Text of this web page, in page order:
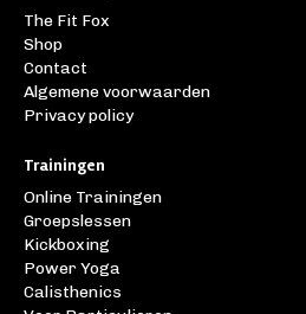
The Fit Fox
Shop
Contact
Algemene voorwaarden
Privacy policy
Trainingen
Online Trainingen
Groepslessen
Kickboxing
Power Yoga
Calisthenics